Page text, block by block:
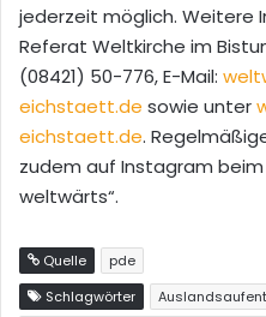
jederzeit möglich. Weitere
Referat Weltkirche im
(08421) 50-776, E-Mail:
eichstaett.de sowie unter
eichstaett.de.
zudem auf Instagram
weltwärts“.
Quelle
pde
Schlagwörter